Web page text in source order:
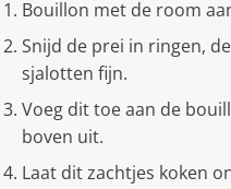
Bouillon met de room
Snijd de prei in ringen,
sjalotten fijn.
Voeg dit toe aan de
boven uit.
Laat dit zachtjes koken